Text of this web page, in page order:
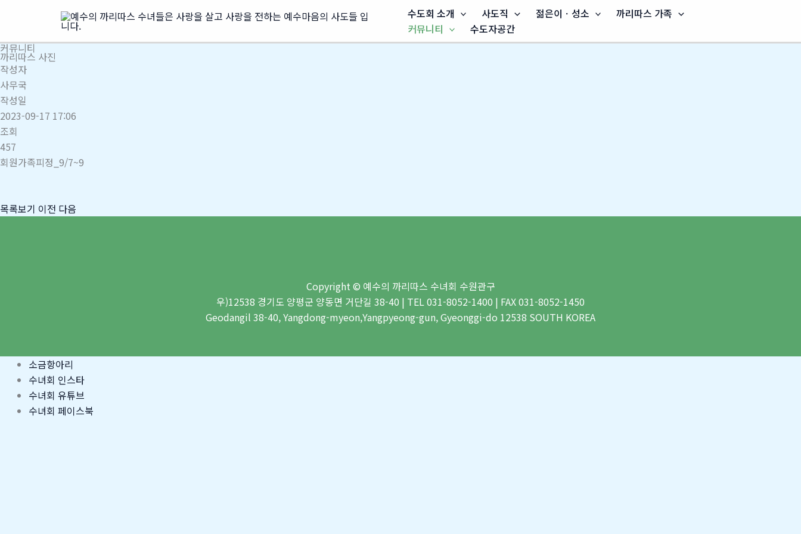
츠
로
건
너
뛰
기
수도회 소개 사도직 젊은이ㆍ성소
까리따스 가족
커뮤니티
수도자공간
커뮤니티
까리따스 사진
작성자
사무국
작성일
2023-09-17 17:06
조회
457
회원가족피정_9/7~9
목록보기 이전 다음
Copyright © 예수의 까리따스 수녀회 수원관구
우)12538 경기도 양평군 양동면 거단길 38-40 | TEL 031-8052-1400 | FAX 031-8052-1450
Geodangil 38-40, Yangdong-myeon,Yangpyeong-gun, Gyeonggi-do 12538 SOUTH KOREA
소금항아리
수녀회 인스타
수녀회 유튜브
수녀회 페이스북